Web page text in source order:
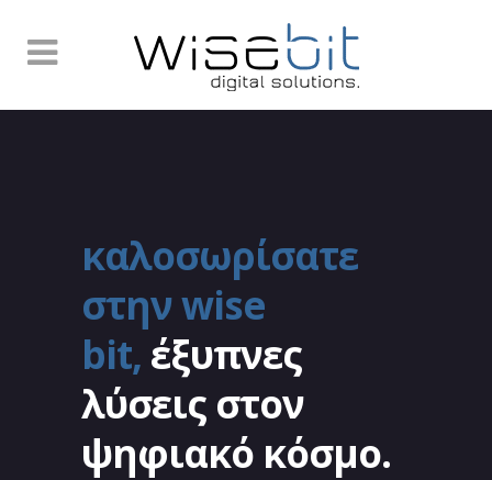
καλοσωρίσατε
στηνwise
bit, έξυπνες
λύσεις στον
ψηφιακό κόσμο.